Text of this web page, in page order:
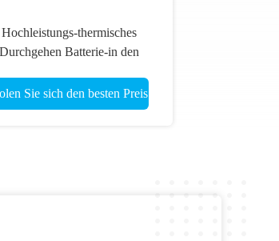
Hochleistungs-thermisches
Durchgehen Batterie-in den
nährt geschnittene
und Dichtungen für
Sie sich den besten Preis